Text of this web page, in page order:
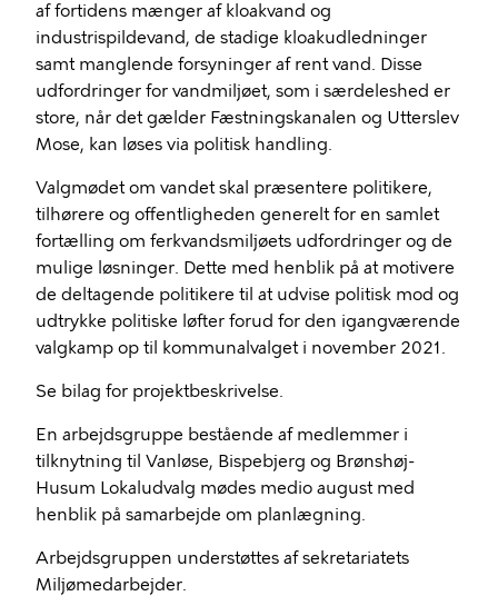
af fortidens mænger af kloakvand og
industrispildevand, de stadige kloakudledninger
samt manglende forsyninger af rent vand. Disse
udfordringer for vandmiljøet, som i særdeleshed er
store, når det gælder Fæstningskanalen og Utterslev
Mose, kan løses via politisk handling.
Valgmødet om vandet skal præsentere politikere,
tilhørere og offentligheden generelt for en samlet
fortælling om ferkvandsmiljøets udfordringer og de
mulige løsninger. Dette med henblik på at motivere
de deltagende politikere til at udvise politisk mod og
udtrykke politiske løfter forud for den igangværende
valgkamp op til kommunalvalget i november 2021.
Se bilag for projektbeskrivelse.
En arbejdsgruppe bestående af medlemmer i
tilknytning til Vanløse, Bispebjerg og Brønshøj-
Husum Lokaludvalg mødes medio august med
henblik på samarbejde om planlægning.
Arbejdsgruppen understøttes af sekretariatets
Miljømedarbejder.